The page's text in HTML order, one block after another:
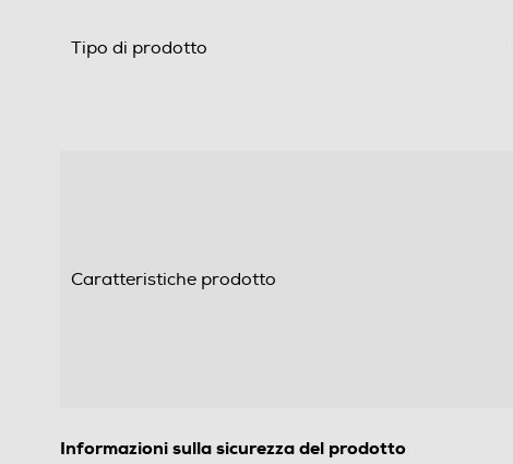
Tipo di prodotto
Caratteristiche prodotto
Informazioni sulla sicurezza del prodotto